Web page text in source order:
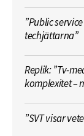
”Public
techjättarna”
Replik: ”Tv-
komplexitet –
”SVT visar